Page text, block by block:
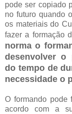
pode ser copiado
no futuro quando
os materiais do
fazer a formação
norma o
desenvolver o
do tempo de
necessidade o
O formando pode
acordo com a